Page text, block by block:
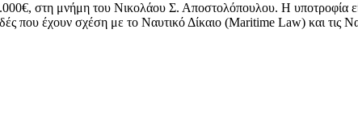
στη μνήμη του Νικολάου Σ. Αποστολόπουλου. Η υποτροφία
που έχουν σχέση με το Ναυτικό Δίκαιο (Maritime Law) και τις